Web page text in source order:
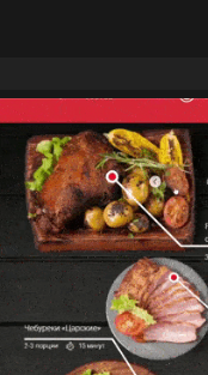
Расстегаи с
6 минут
Начинки на выбор:
С говяжьим
С мясом